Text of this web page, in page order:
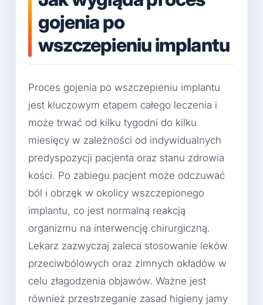
gojenia po
wszczepieniu implantu
Proces gojenia po wszczepieniu implantu
jest kluczowym etapem całego leczenia i
może trwać od kilku tygodni do kilku
miesięcy w zależności od indywidualnych
predyspozycji pacjenta oraz stanu zdrowia
kości. Po zabiegu pacjent może odczuwać
ból i obrzęk w okolicy wszczepionego
implantu, co jest normalną reakcją
organizmu na interwencję chirurgiczną.
Lekarz zazwyczaj zaleca stosowanie leków
przeciwbólowych oraz zimnych okładów w
celu złagodzenia objawów. Ważne jest
również przestrzeganie zasad higieny jamy